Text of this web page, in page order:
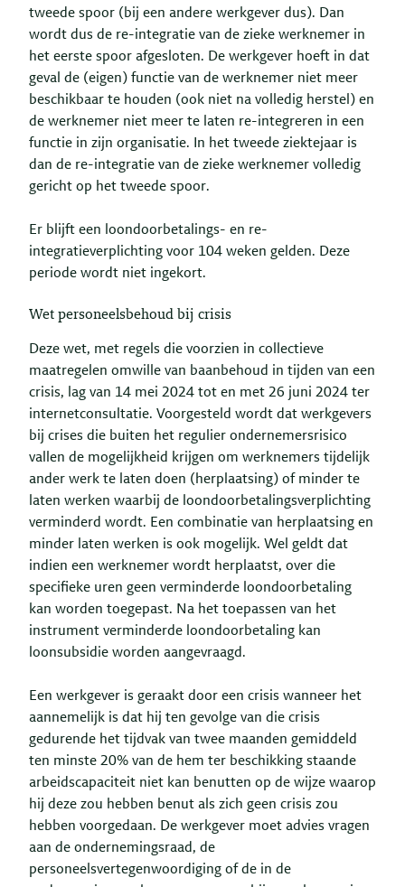
tweede spoor (bij een andere werkgever dus). Dan
wordt dus de re-integratie van de zieke werknemer in
het eerste spoor afgesloten. De werkgever hoeft in dat
geval de (eigen) functie van de werknemer niet meer
beschikbaar te houden (ook niet na volledig herstel) en
de werknemer niet meer te laten re-integreren in een
functie in zijn organisatie. In het tweede ziektejaar is
dan de re-integratie van de zieke werknemer volledig
gericht op het tweede spoor.
Er blijft een loondoorbetalings- en re-
integratieverplichting voor 104 weken gelden. Deze
periode wordt niet ingekort.
Wet personeelsbehoud bij crisis
Deze wet, met regels die voorzien in collectieve
maatregelen omwille van baanbehoud in tijden van een
crisis, lag van 14 mei 2024 tot en met 26 juni 2024 ter
internetconsultatie. Voorgesteld wordt dat werkgevers
bij crises die buiten het regulier ondernemersrisico
vallen de mogelijkheid krijgen om werknemers tijdelijk
ander werk te laten doen (herplaatsing) of minder te
laten werken waarbij de loondoorbetalingsverplichting
verminderd wordt. Een combinatie van herplaatsing en
minder laten werken is ook mogelijk. Wel geldt dat
indien een werknemer wordt herplaatst, over die
specifieke uren geen verminderde loondoorbetaling
kan worden toegepast. Na het toepassen van het
instrument verminderde loondoorbetaling kan
loonsubsidie worden aangevraagd.
Een werkgever is geraakt door een crisis wanneer het
aannemelijk is dat hij ten gevolge van die crisis
gedurende het tijdvak van twee maanden gemiddeld
ten minste 20% van de hem ter beschikking staande
arbeidscapaciteit niet kan benutten op de wijze waarop
hij deze zou hebben benut als zich geen crisis zou
hebben voorgedaan. De werkgever moet advies vragen
aan de ondernemingsraad, de
personeelsvertegenwoordiging of de in de